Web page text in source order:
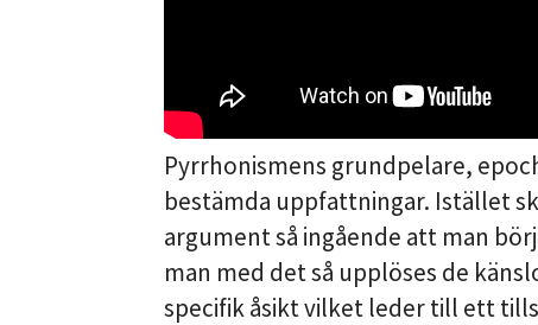
Pyrrhonismens grundpelare,
bestämda uppfattningar. Istället
argument så ingående att man
man med det så upplöses de
specifik åsikt vilket leder till ett